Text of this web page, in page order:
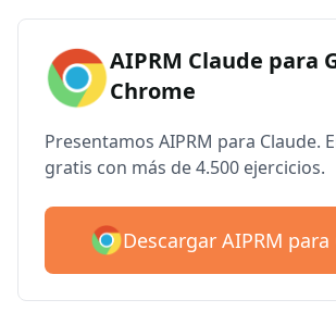
AIPRM Claude para
Chrome
Presentamos AIPRM para Claude.
gratis con más de 4.500 ejercicios.
Descargar AIPRM para